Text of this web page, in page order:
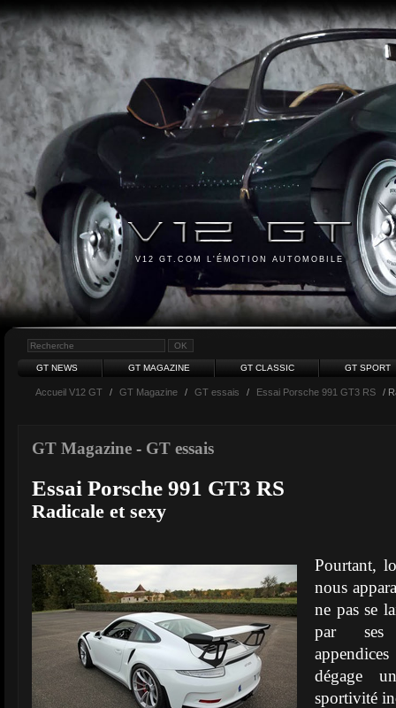
V12 GT.COM L'ÉMOTION AUTOMOBILE
GT NEWS GT MAGAZINE GT CLASSIC GT SPORT
Accueil V12 GT / GT Magazine / GT essais / Essai Porsche 991 GT3 RS /
GT Magazine - GT essais
Essai Porsche 991 GT3 RS
Radicale et sexy
Pourtant,
nous
ne pas se
par ses
dégage
sportivité